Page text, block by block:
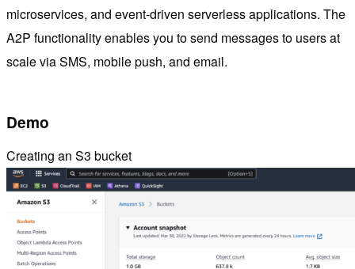
microservices, and event-driven serverless applications. The
A2P functionality enables you to send messages to users at
scale via SMS, mobile push, and email.
Demo
Creating an S3 bucket